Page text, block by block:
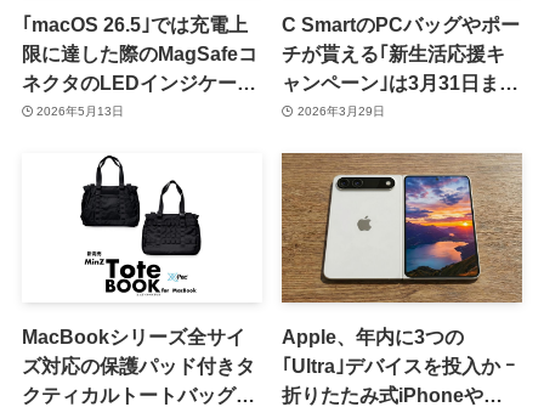
｢macOS 26.5｣では充電上
限に達した際のMagSafeコ
ネクタのLEDインジケータ
ー表示を改良
2026年5月13日
C SmartのPCバッグやポー
チが貰える｢新生活応援キ
ャンペーン｣は3月31日まで
ｰ ｢MacBook Neo｣と
(M5)｣も対象に
2026年3月29日
MacBookシリーズ全サイ
ズ対応の保護パッド付きタ
クティカルトートバッグ
Apple、年内に3つの
｢Ultra｣デバイスを投入か ｰ
折りたたみ式iPhoneや